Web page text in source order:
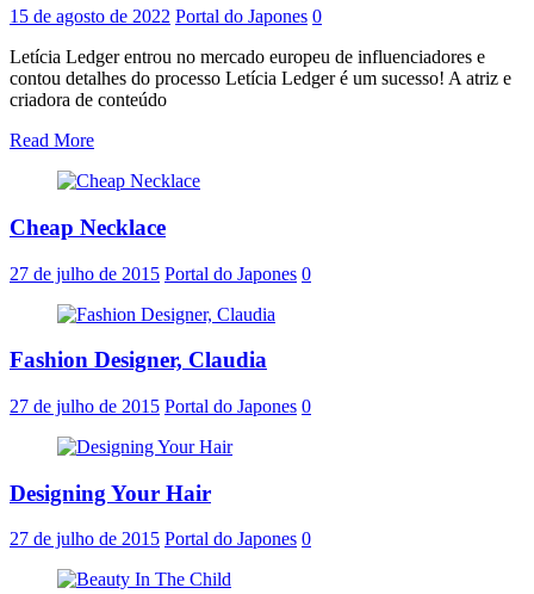
15 de agosto de 2022 Portal do Japones 0
Letícia Ledger entrou no mercado europeu de influenciadores e
contou detalhes do processo Letícia Ledger é um sucesso! A atriz e
criadora de conteúdo
Read More
Cheap Necklace
27 de julho de 2015 Portal do Japones 0
Fashion Designer, Claudia
27 de julho de 2015 Portal do Japones 0
Designing Your Hair
27 de julho de 2015 Portal do Japones 0